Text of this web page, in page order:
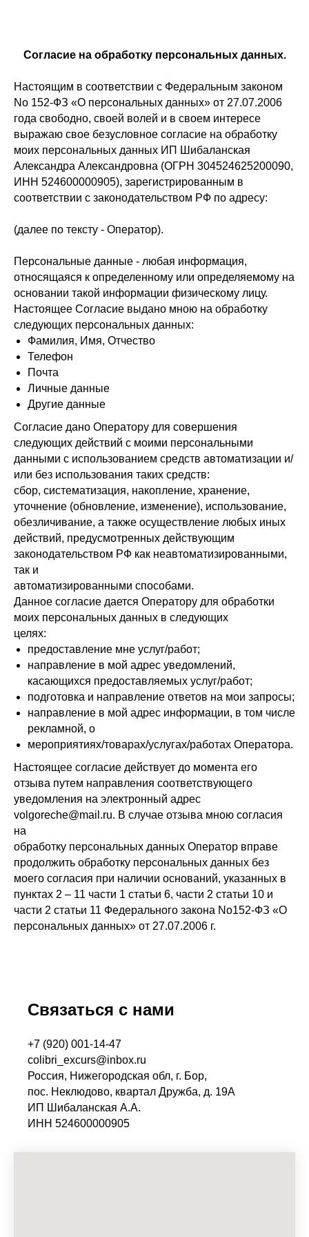
Согласие на обработку персональных данных.
Настоящим в соответствии с Федеральным законом
No 152-ФЗ «О персональных данных» от 27.07.2006
года свободно, своей волей и в своем интересе
выражаю свое безусловное согласие на обработку
моих персональных данных ИП Шибаланская
Александра Александровна (ОГРН 304524625200090,
ИНН 524600000905), зарегистрированным в
соответствии с законодательством РФ по адресу:
(далее по тексту - Оператор).
Персональные данные - любая информация,
относящаяся к определенному или определяемому на
основании такой информации физическому лицу.
Настоящее Согласие выдано мною на обработку
следующих персональных данных:
Фамилия, Имя, Отчество
Телефон
Почта
Личные данные
Другие данные
Согласие дано Оператору для совершения
следующих действий с моими персональными
данными с использованием средств автоматизации и/
или без использования таких средств:
сбор, систематизация, накопление, хранение,
уточнение (обновление, изменение), использование,
обезличивание, а также осуществление любых иных
действий, предусмотренных действующим
законодательством РФ как неавтоматизированными,
так и
автоматизированными способами.
Данное согласие дается Оператору для обработки
моих персональных данных в следующих
целях:
предоставление мне услуг/работ;
направление в мой адрес уведомлений,
касающихся предоставляемых услуг/работ;
подготовка и направление ответов на мои запросы;
направление в мой адрес информации, в том числе
рекламной, о
мероприятиях/товарах/услугах/работах Оператора.
Настоящее согласие действует до момента его
отзыва путем направления соответствующего
уведомления на электронный адрес
volgoreche@mail.ru. В случае отзыва мною согласия
на
обработку персональных данных Оператор вправе
продолжить обработку персональных данных без
моего согласия при наличии оснований, указанных в
пунктах 2 – 11 части 1 статьи 6, части 2 статьи 10 и
части 2 статьи 11 Федерального закона No152-ФЗ «О
персональных данных» от 27.07.2006 г.
Связаться с нами
+7 (920) 001-14-47
colibri_excurs@inbox.ru
Россия, Нижегородская обл, г. Бор,
пос. Неклюдово, квартал Дружба, д. 19А
ИП Шибаланская А.А.
ИНН 524600000905